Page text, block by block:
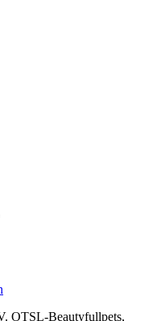
OTSL-Beautyfullpets,